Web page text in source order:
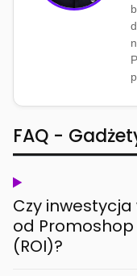
FAQ -
Czy
od
(ROI)?